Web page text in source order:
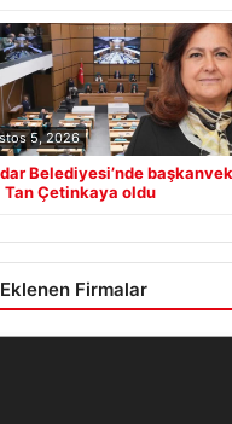
5, 2026
Belediyesi’nde
Tan Çetinkaya oldu
Firmalar